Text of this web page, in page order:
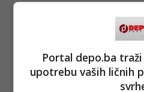
Portal depo.ba
upotrebu vaših ličnih